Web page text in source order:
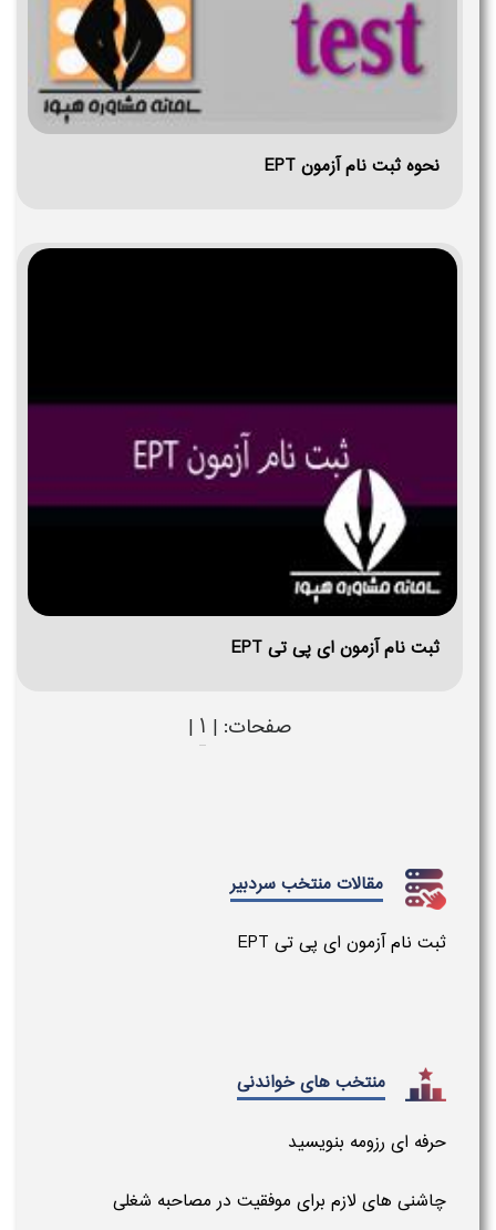
نحوه ثبت نام آزمون EPT
ثبت نام آزمون ای پی تی EPT
صفحات: | 1
|
مقالات منتخب سردبیر
ثبت نام آزمون ای پی تی EPT
منتخب های خواندنی
حرفه ای رزومه بنویسید
چاشنی های لازم برای موفقیت در مصاحبه شغلی